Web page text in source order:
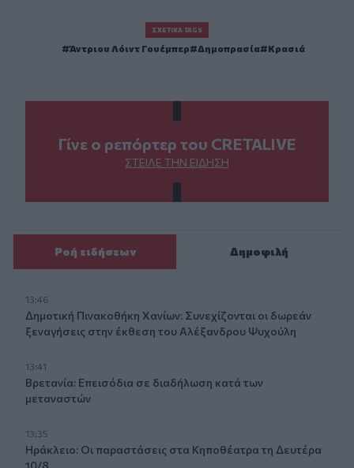
ΣΧΕΤΙΚΆ TAGS
Άντριου Λόιντ Γουέμπερ Δημοπρασία Κρασιά
Γίνε ο ρεπόρτερ του CRETALIVE
ΣΤΕΊΛΕ ΤΗΝ ΕΊΔΗΣΗ
Ροή ειδήσεων Δημοφιλή
13:46
Δημοτική Πινακοθήκη Χανίων: Συνεχίζονται οι δωρεάν
ξεναγήσεις στην έκθεση του Αλέξανδρου Ψυχούλη
13:41
Βρετανία: Επεισόδια σε διαδήλωση κατά των
μεταναστών
13:35
Ηράκλειο: Οι παραστάσεις στα Κηποθέατρα τη Δευτέρα
10/8